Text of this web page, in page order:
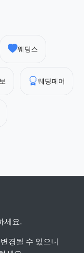
웨딩스
웨딩페어
세요.
경될 수 있으니